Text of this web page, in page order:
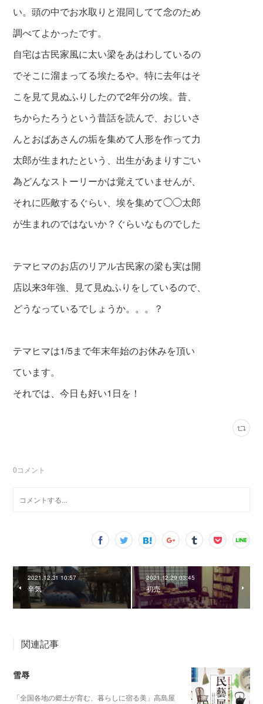
い。頭の中でお水取りと混同してて念のため
調べてよかったです。
自宅は古民家風に太い梁をあはわしているの
でそこに溜まってる埃たるや。特に去年はそ
こを見て見ぬふりしたので2年分の埃。昔、
ちからたろうという昔話を読んで、おじいさ
んとおばあさんの垢を集めて人形を作って力
太郎が生まれたという、出生があまりすごい
為どんなストーリーかは覚えていませんが、
それに匹敵するぐらい、埃を集めて◯◯太郎
が生まれのではないか？ぐらいなものでした
テマヒマのお店のリアル古民家の梁も実は開
店以来3年強、見て見ぬふりをしているので、
どうなっているでしょうか。。。？
テマヒマは1/5まで年末年始のお休みを頂い
ています。
それでは、今日も好い1日を！
0コメント
2021.12.31 10:57
辛気
2021.12.29 03:45
初売
関連記事
雪辱
「全国各地の郷土が育む、暮らしに宿る美」高島屋